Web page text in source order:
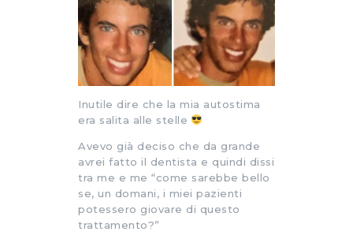
Inutile dire che la mia autostima
era salita alle stelle
Avevo già deciso che da grande
avrei fatto il dentista e quindi dissi
tra me e me “come sarebbe bello
se, un domani, i miei pazienti
potessero giovare di questo
trattamento?”